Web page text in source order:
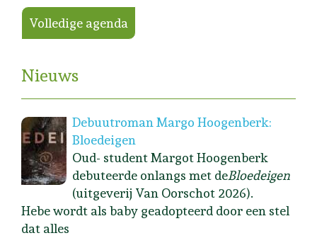
Volledige agenda
Nieuws
Debuutroman Margo Hoogenberk:
Bloedeigen
Oud- student Margot Hoogenberk
debuteerde onlangs met deBloedeigen
(uitgeverij Van Oorschot 2026).
Hebe wordt als baby geadopteerd door een stel
dat alles